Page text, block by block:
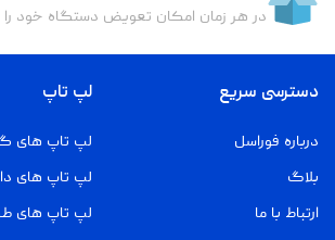
در هر زمان امکان تعویض دستگاه خود
دسترسی سریع
درباره فوراسل
بلاگ
ارتباط با ما
لپ تاپ
لپ تاپ های
لپ تاپ های
لپ تاپ های